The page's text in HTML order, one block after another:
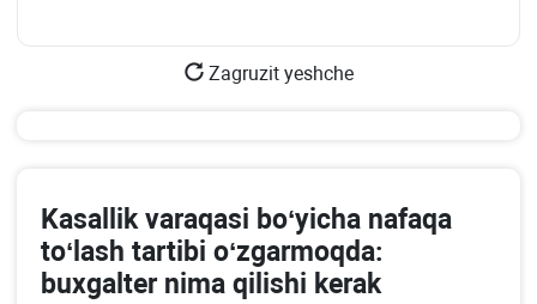
Zagruzit yeshche
Kasallik varaqasi boʻyicha nafaqa
toʻlash tartibi oʻzgarmoqda:
buхgalter nima qilishi kerak